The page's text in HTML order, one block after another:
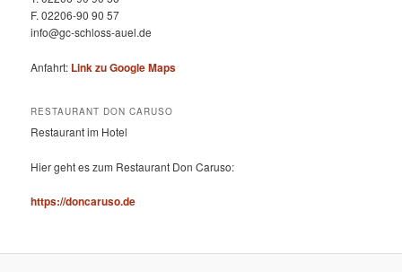
F. 02206-90 90 57
info@gc-schloss-auel.de
Anfahrt: Link zu Google Maps
RESTAURANT DON CARUSO
Restaurant im Hotel
Hier geht es zum Restaurant Don Caruso:
https://doncaruso.de